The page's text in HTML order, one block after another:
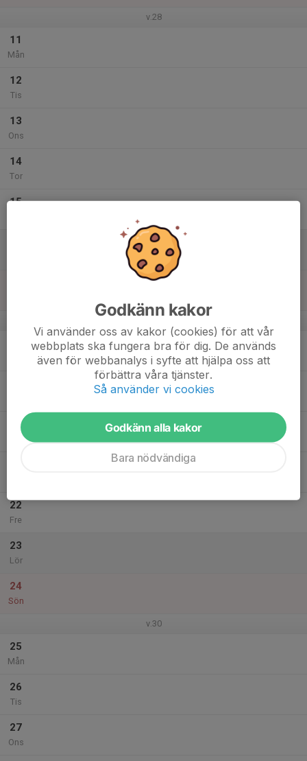
v.28
11
Mån
12
Tis
13
Ons
14
Tor
15
20
Ons
22
Fre
23
Lör
24
Sön
v.30
25
Mån
26
Tis
27
Ons
Godkänn kakor
Vi använder oss av kakor (cookies) för att vår
webbplats ska fungera bra för dig. De används
även för webbanalys i syfte att hjälpa oss att
förbättra våra tjänster.
Så använder vi cookies
Godkänn alla kakor
Bara nödvändiga